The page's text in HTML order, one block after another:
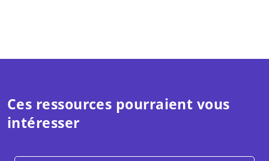
Ces ressources pourraient vous
intéresser